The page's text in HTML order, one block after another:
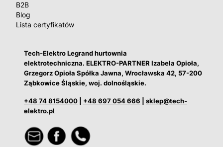
B2B
Blog
Lista certyfikatów
Tech-Elektro Legrand hurtownia
elektrotechniczna. ELEKTRO-PARTNER Izabela Opioła,
Grzegorz Opioła Spółka Jawna, Wrocławska 42, 57-200
Ząbkowice Śląskie, woj. dolnośląskie.
+48 74 8154000 +48 697 054 666
sklep@tech-
elektro.pl